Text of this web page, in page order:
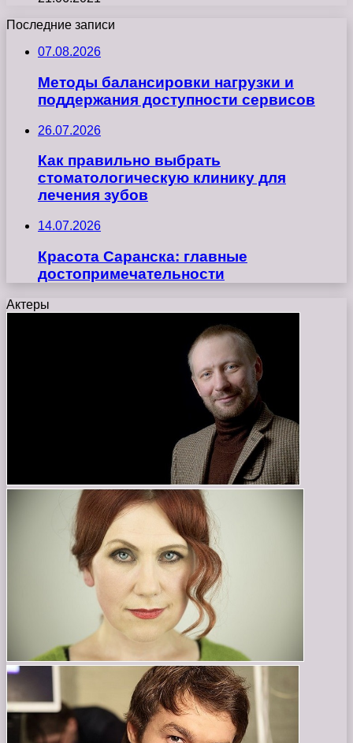
Последние записи
07.08.2026
Методы балансировки нагрузки и
поддержания доступности сервисов
26.07.2026
Как правильно выбрать
стоматологическую клинику для
лечения зубов
14.07.2026
Красота Саранска: главные
достопримечательности
Актеры